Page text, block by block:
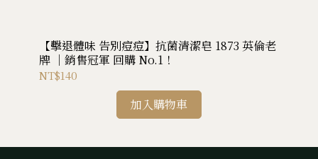
【擊退體味 告別痘痘】抗菌清潔皂 1873 英倫老
牌 ｜銷售冠軍 回購 No.1！
NT$140
加入購物車